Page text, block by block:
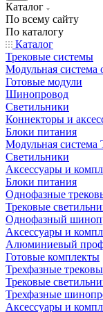
Каталог
По всему сайту
По каталогу
Каталог
Трековые системы
Модульная
Готовые модули
Шинопровод
Светильники
Коннекторы и
Блоки питания
Модульная
Светильники
Аксессуары и
Блоки питания
Однофазные
Трековые
Однофазный
Аксессуары и
Алюминиевый
Готовые комплекты
Трехфазные
Трековые
Трехфазные
Аксессуары и